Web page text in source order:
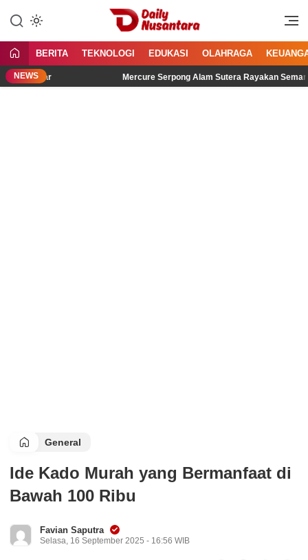
konten
Daily Nusantara
Menyajikan Fakta, Menginspirasi
BERITA TEKNOLOGI EDUKASI OLAHRAGA
NEWS Mercure Serpong Alam Sutera Rayakan Semangat
General
Ide Kado Murah yang Bermanfaat di
Bawah 100 Ribu
Favian Saputra
Selasa, 16 September 2025 - 16:56 WIB